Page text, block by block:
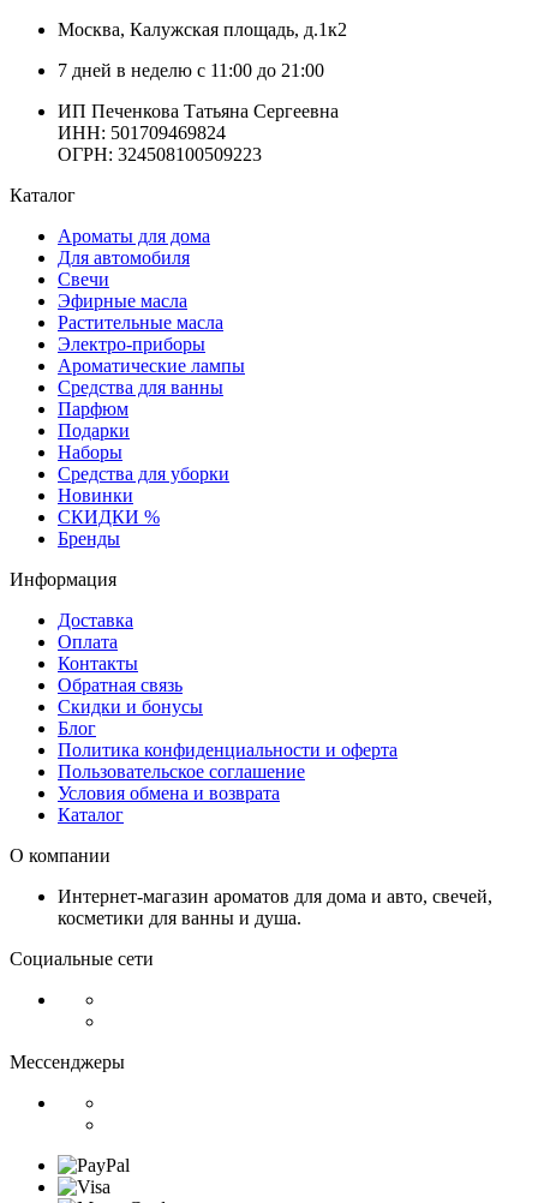
Москва, Калужская площадь, д.1к2
7 дней в неделю с 11:00 до 21:00
ИП Печенкова Татьяна Сергеевна
ИНН: 501709469824
ОГРН: 324508100509223
Каталог
Ароматы для дома
Для автомобиля
Свечи
Эфирные масла
Растительные масла
Электро-приборы
Ароматические лампы
Средства для ванны
Парфюм
Подарки
Наборы
Средства для уборки
Новинки
СКИДКИ %
Бренды
Информация
Доставка
Оплата
Контакты
Обратная связь
Скидки и бонусы
Блог
Политика конфиденциальности и оферта
Пользовательское соглашение
Условия обмена и возврата
Каталог
О компании
Интернет-магазин ароматов для дома и авто, свечей,
косметики для ванны и душа.
Социальные сети
Мессенджеры